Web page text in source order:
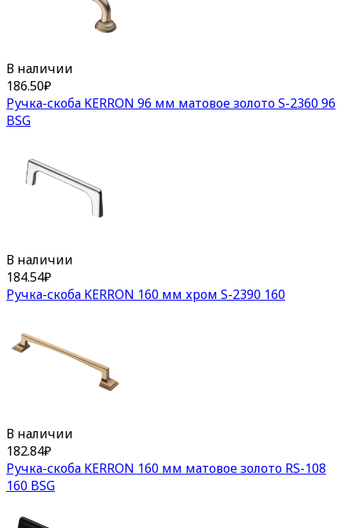
В наличии
186.50₽
Ручка-скоба KERRON 96 мм матовое золото S-2360 96
BSG
В наличии
184.54₽
Ручка-скоба KERRON 160 мм хром S-2390 160
В наличии
182.84₽
Ручка-скоба KERRON 160 мм матовое золото RS-108
160 BSG